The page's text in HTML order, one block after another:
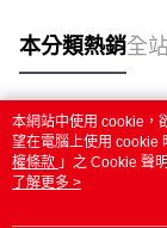
本分類熱銷全
熱門標籤
本網站中使用 cookie，
望在電腦上使用 cookie
權條款 」之 Cookie 聲
用條款之 Cookie 聲明使
了解更多 >